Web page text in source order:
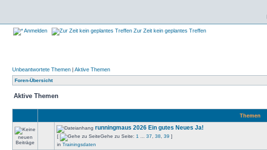
Anmelden Zur Zeit kein geplantes Treffen
Unbeantwortete Themen | Aktive Themen
Foren-Übersicht
Aktive Themen
Themen
runningmaus 2026 Ein gutes Neues Ja!
[ Gehe zu Seite: 1 37 38 39 ]
in Trainingsdaten